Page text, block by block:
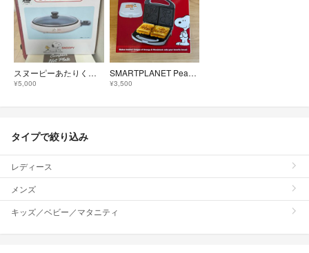
スヌーピーあたりくじの①ホットプレート未使用品
¥5,000
SMARTPLANET Peanuts スヌーピー＆ウッドストックグリルドチーズ
¥3,500
タイプで絞り込み
レディース
メンズ
キッズ／ベビー／マタニティ